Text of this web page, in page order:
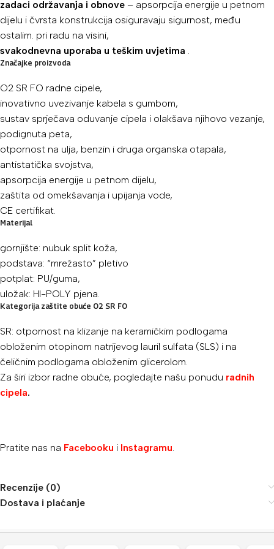
zadaci održavanja i obnove – apsorpcija energije u petnom
dijelu i čvrsta konstrukcija osiguravaju sigurnost, među
ostalim. pri radu na visini,
svakodnevna uporaba u teškim uvjetima
Značajke proizvoda
O2 SR FO radne cipele,
inovativno uvezivanje kabela s gumbom,
sustav sprječava oduvanje cipela i olakšava njihovo vezanje,
podignuta peta,
otpornost na ulja, benzin i druga organska otapala,
antistatička svojstva,
apsorpcija energije u petnom dijelu,
zaštita od omekšavanja i upijanja vode,
CE certifikat.
Materijal
gornjište: nubuk split koža,
podstava: “mrežasto” pletivo
potplat: PU/guma,
uložak: HI-POLY pjena.
Kategorija zaštite obuće O2 SR FO
SR: otpornost na klizanje na keramičkim podlogama
obloženim otopinom natrijevog lauril sulfata (SLS) i na
čeličnim podlogama obloženim glicerolom.
Za širi izbor radne obuće, pogledajte našu ponudu radnih
cipela.
Pratite nas na Facebooku i Instagramu
Recenzije (0)
Dostava i plaćanje